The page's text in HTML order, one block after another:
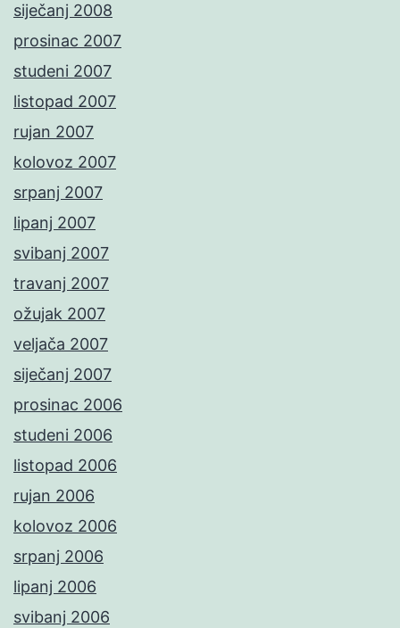
siječanj 2008
prosinac 2007
studeni 2007
listopad 2007
rujan 2007
kolovoz 2007
srpanj 2007
lipanj 2007
svibanj 2007
travanj 2007
ožujak 2007
veljača 2007
siječanj 2007
prosinac 2006
studeni 2006
listopad 2006
rujan 2006
kolovoz 2006
srpanj 2006
lipanj 2006
svibanj 2006